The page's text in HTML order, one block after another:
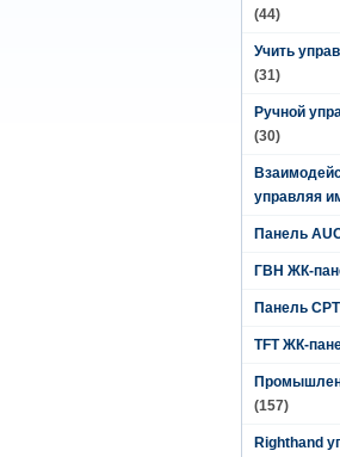
(44)
Учить
(31)
Ручной
(30)
управляя
Панель
ГВН ЖК-
Панель
TFT ЖК-
(157)
Righthand